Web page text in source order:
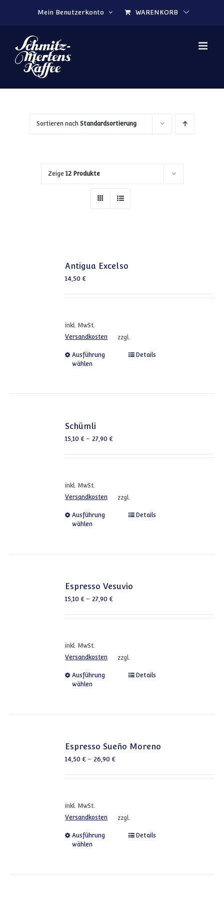
Mein Benutzerkonto
WARENKORB
Sortieren nach Standardsortierung
Zeige 12 Produkte
Antigua Excelso
14,50€
inkl. MwSt.
zzgl.
Versandkosten
Ausführung
wählen
Dieses Produkt weist
Details
Schümli
15,10€– 27,90€
inkl. MwSt.
zzgl.
Versandkosten
Ausführung
wählen
Dieses Produkt weist
Details
Espresso Vesuvio
15,10€– 27,90€
inkl. MwSt.
zzgl.
Versandkosten
Ausführung
wählen
Dieses Produkt weist
Details
Espresso Sueño Moreno
14,50€– 26,90€
inkl. MwSt.
zzgl.
Versandkosten
Ausführung
wählen
Dieses Produkt weist
Details